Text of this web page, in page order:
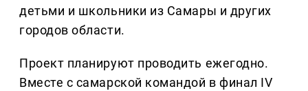
детьми и школьники из Самары и других
городов области.
Проект планируют проводить ежегодно.
Вместе с самарской командой в финал IV